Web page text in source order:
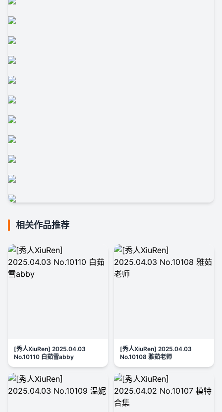
相关作品推荐
[秀人XiuRen] 2025.04.03
No.10110 白茹雪abby
[秀人XiuRen] 2025.04.03
No.10108 雅茹老师